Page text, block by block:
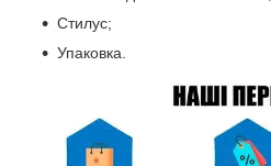
Стилус;
Упаковка.